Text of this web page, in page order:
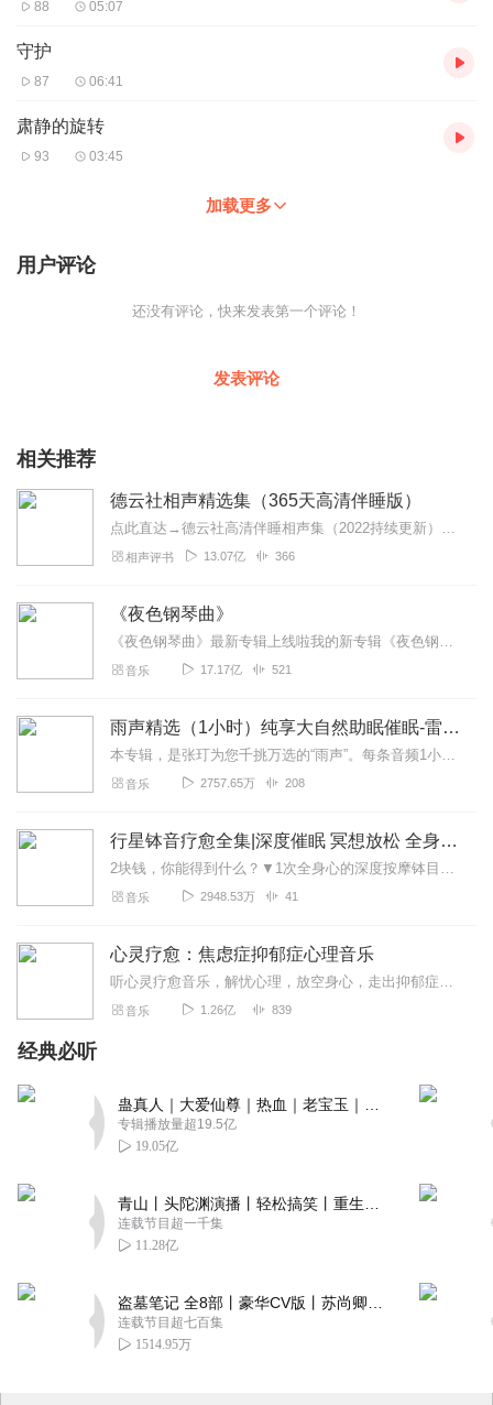
88 05:07
守护
87 06:41
肃静的旋转
93 03:45
加载更多
用户评论
还没有评论，快来发表第一个评论！
发表评论
相关推荐
德云社相声精选集（365天高清伴睡版）
点此直达→德云社高清伴睡相声集（2022持续更新）点此直达→德云社小剧场相声集（高清经典版）←最新高清免费相声德云伴眠，好梦连连~365不间断温馨陪伴，助力每个...
相声评书 13.07亿 366
《夜色钢琴曲》
《夜色钢琴曲》最新专辑上线啦我的新专辑《夜色钢琴曲最新专辑》（点击跳转）已经上线，新专辑是《夜色钢琴曲》的升级版，我精选了诸多经典原创作品与大家分享，愿未来...
音乐 17.17亿 521
雨声精选（1小时）纯享大自然助眠催眠-雷雨声，下雨
本专辑，是张玎为您千挑万选的“雨声”。每条音频1小时，中间没有打扰。有轻柔细雨、淅淅沥沥；雨滴入水，滴答作响；隐隐雷声，隆隆为伴；流水潺潺，映入耳畔。这里没有音...
音乐 2757.65万 208
行星钵音疗愈全集|深度催眠 冥想放松 全身心深度按摩
2块钱，你能得到什么？▼1次全身心的深度按摩钵目前已广泛地被应用于美容Spa和按摩养生馆的疗程中，许多疗愈师使用铜钵在身体上，发现5分钟铜钵按摩的深度放松，效...
音乐 2948.53万 41
心灵疗愈：焦虑症抑郁症心理音乐
听心灵疗愈音乐，解忧心理，放空身心，走出抑郁症、焦虑症、恐惧症等情绪困扰。疗愈音乐=心灵养生最有效的聆听建议：步骤一、选择安静的环境，闭目静卧或坐。步骤二、根据...
音乐 1.26亿 839
经典必听
专辑播放量超19.5亿
19.05亿
连载节目超一千集
11.28亿
连载节目超七百集
1514.95万